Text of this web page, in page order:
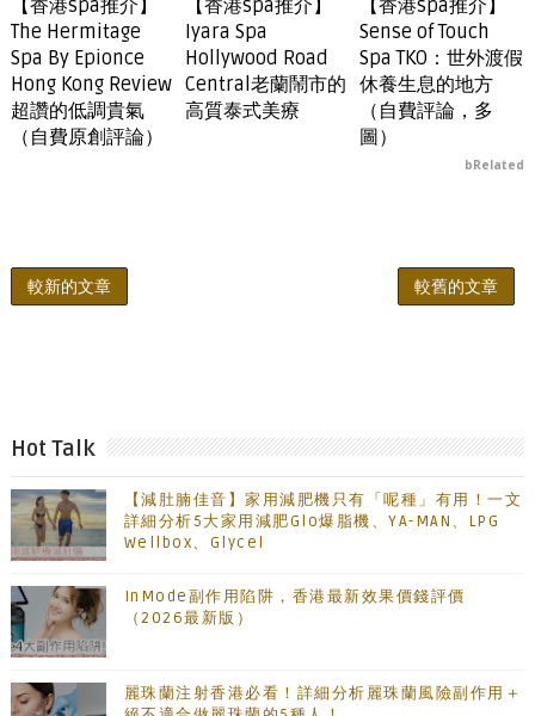
【香港spa推介】
The Hermitage
Spa By Epionce
Hong Kong Review
超讚的低調貴氣
（自費原創評論）
【香港spa推介】
Iyara Spa
Hollywood Road
Central老蘭鬧市的
高質泰式美療
【香港spa推介】
Sense of Touch
Spa TKO：世外渡假
休養生息的地方
（自費評論，多
圖）
bRelated
較新的文章 較舊的文章
Hot Talk
【減肚腩佳音】家用減肥機只有「呢種」有用！一文
詳細分析5大家用減肥Glo爆脂機、YA-MAN、LPG
Wellbox、Glycel
InMode副作用陷阱，香港最新效果價錢評價
（2026最新版）
麗珠蘭注射香港必看！詳細分析麗珠蘭風險副作用＋